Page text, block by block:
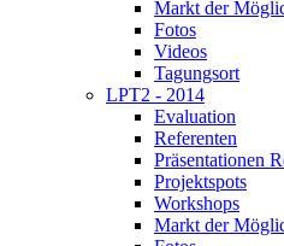
Markt der
Fotos
Videos
Tagungsort
LPT2 - 2014
Evaluation
Referenten
Präsentationen
Projektspots
Workshops
Markt der